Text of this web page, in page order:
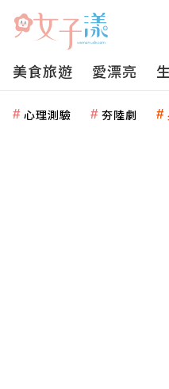
美食旅遊 愛漂亮
心理測驗 夯陸劇